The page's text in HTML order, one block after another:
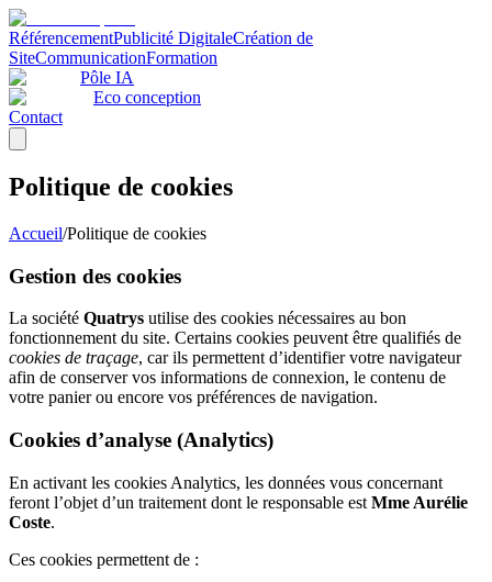
RéférencementPublicité DigitaleCréation de
SiteCommunicationFormation
Pôle IA
Eco conception
Contact
Politique de cookies
Accueil/Politique de cookies
Gestion des cookies
La société Quatrys utilise des cookies nécessaires au bon
fonctionnement du site. Certains cookies peuvent être qualifiés de
cookies de traçage, car ils permettent d’identifier votre navigateur
afin de conserver vos informations de connexion, le contenu de
votre panier ou encore vos préférences de navigation.
Cookies d’analyse (Analytics)
En activant les cookies Analytics, les données vous concernant
feront l’objet d’un traitement dont le responsable est Mme Aurélie
Coste.
Ces cookies permettent de :